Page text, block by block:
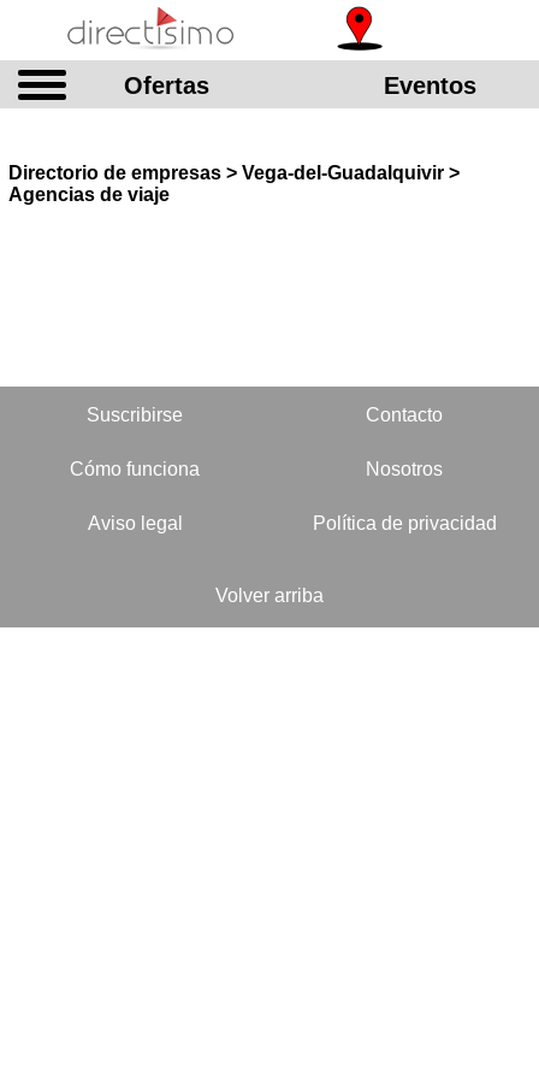
Ofertas Eventos
Directorio de empresas > Vega-del-Guadalquivir >
Agencias de viaje
Suscribirse Contacto
Cómo funciona Nosotros
Aviso legal Política de privacidad
Volver arriba